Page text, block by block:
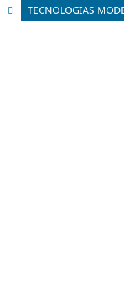
TECNOLOGIAS